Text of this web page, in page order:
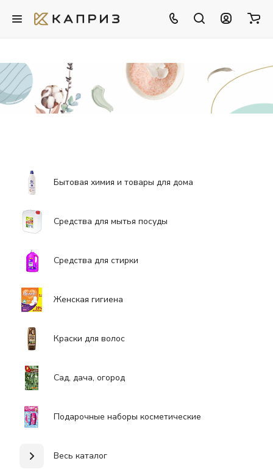
Бытовая химия и товары для дома
Средства для мытья посуды
Средства для стирки
Женская гигиена
Краски для волос
Сад, дача, огород
Подарочные наборы косметические
Весь каталог